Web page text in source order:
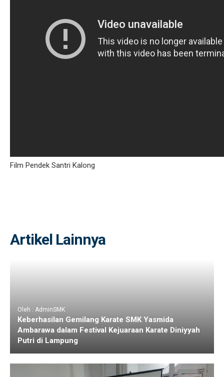
Film Pendek Santri Kalong
Artikel Lainnya
Oleh : AdminSMK
Keberhasilan Gemilang Karate SMK Yasmida
Ambarawa dalam Festival Kejuaraan Karate Diniyyah
Putri di Lampung